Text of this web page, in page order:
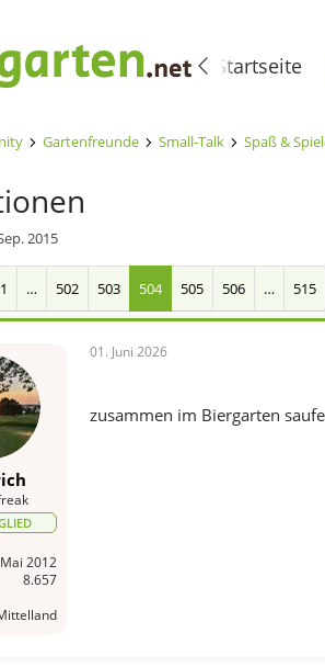
Startseite
Gartenfreunde Small-Talk Spaß &
2015
1 … 502 503 504 505 506 … 515
2012
8.657
01. Juni 2026
zusammen im Biergarten